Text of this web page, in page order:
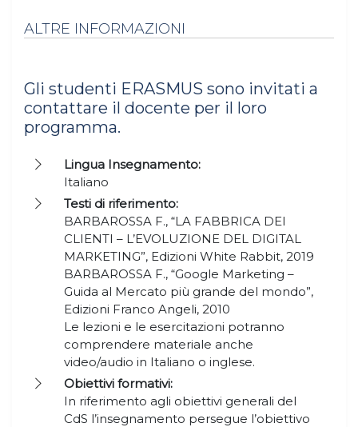
ALTRE INFORMAZIONI
Gli studenti ERASMUS sono invitati a
contattare il docente per il loro
programma.
Lingua Insegnamento:
Italiano
Testi di riferimento:
BARBAROSSA F., “LA FABBRICA DEI
CLIENTI – L’EVOLUZIONE DEL DIGITAL
MARKETING”, Edizioni White Rabbit, 2019
BARBAROSSA F., “Google Marketing –
Guida al Mercato più grande del mondo”,
Edizioni Franco Angeli, 2010
Le lezioni e le esercitazioni potranno
comprendere materiale anche
video/audio in Italiano o inglese.
Obiettivi formativi:
In riferimento agli obiettivi generali del
CdS l’insegnamento persegue l’obiettivo